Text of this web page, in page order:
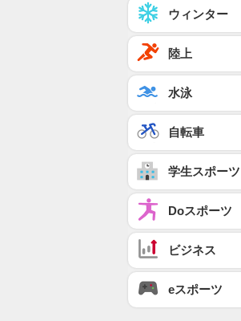
ウィンター
陸上
水泳
自転車
学生スポーツ
Doスポーツ
ビジネス
eスポーツ